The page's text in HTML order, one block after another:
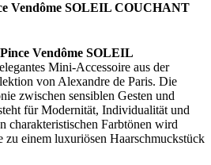
Vendôme SOLEIL COUCHANT
Vendôme SOLEIL
Mini-Accessoire aus der
von Alexandre de Paris. Die
zwischen sensiblen Gesten und
für Modernität, Individualität und
charakteristischen Farbtönen wird
zu einem luxuriösen Haarschmuckstück